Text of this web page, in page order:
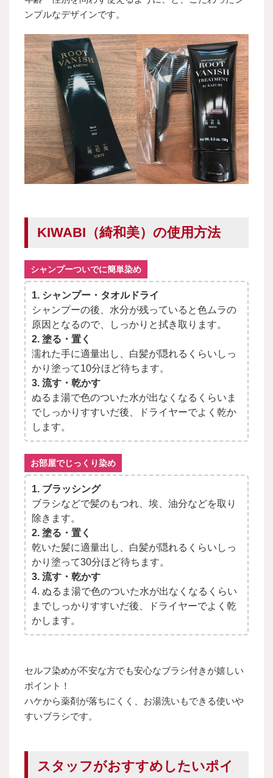
ンプルなデザインです。
KIWABI（綺和美）の使用方法
シャンプーついでに簡単染め
1. シャンプー・タオルドライ
シャンプーの後、水分が残っていると色ムラの
原因となるので、しっかりと拭き取ります。
2. 塗る・置く
濡れた手に適量出し、白髪が隠れるくらいしっ
かり塗って10分ほど待ちます。
3. 流す・乾かす
ぬるま湯で色のついた水が出なくなるくらいま
でしっかりすすいだ後、ドライヤーでよく乾か
します。
お部屋でじっくり染め
1. ブラッシング
ブラシなどで髪のもつれ、埃、油分などを取り
除きます。
2. 塗る・置く
乾いた髪に適量出し、白髪が隠れるくらいしっ
かり塗って30分ほど待ちます。
3. 流す・乾かす
4. ぬるま湯で色のついた水が出なくなるくらい
までしっかりすすいだ後、ドライヤーでよく乾
かします。
セルフ染めが不安な方でも安心なブラシ付きが嬉しい
ポイント！
ハケから薬剤が落ちにくく、お湯洗いもできる使いや
すいブラシです。
スタッフがおすすめしたいポイ